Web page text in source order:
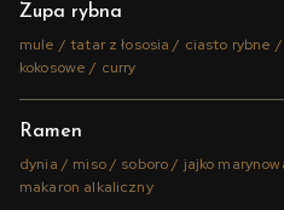
Zupa rybna
mule / tatar z łososia / ciasto rybne
kokosowe / curry
Ramen
dynia / miso / soboro / jajko
makaron alkaliczny